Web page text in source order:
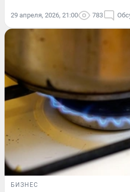
29 апреля, 2026, 21:00 783
БИЗНЕС